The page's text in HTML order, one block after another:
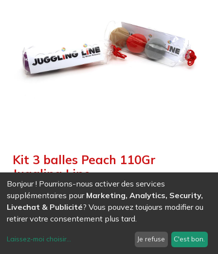
Kit 3 balles Peach 110Gr
Juggling Line
Weight : 0,354kg
15,74CHF/ HT
EAN 7611847035037 - Ref ( 3503
Bonjour ! Pourrions-nous activer des services
supplémentaires pour Marketing, Analytics, Security,
Livechat & Publicité? Vous pouvez toujours modifier ou
retirer votre consentement plus tard.
Laissez-moi choisir... Je refuse C'est bon.